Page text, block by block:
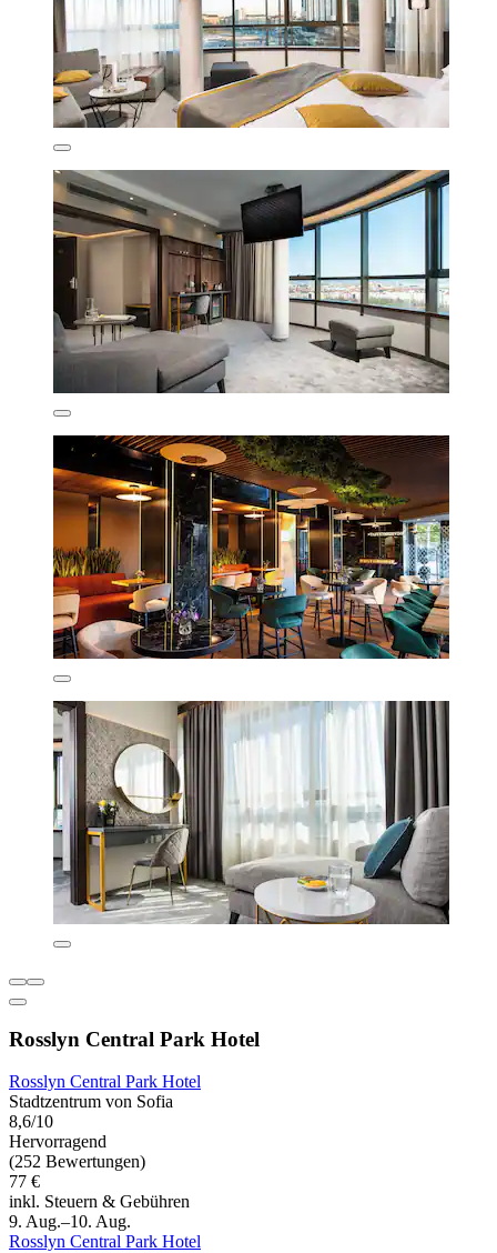
Rosslyn Central Park Hotel
Rosslyn Central Park Hotel
Stadtzentrum von Sofia
8,6/10
Hervorragend
(252 Bewertungen)
77 €
inkl. Steuern & Gebühren
9. Aug.–10. Aug.
Rosslyn Central Park Hotel